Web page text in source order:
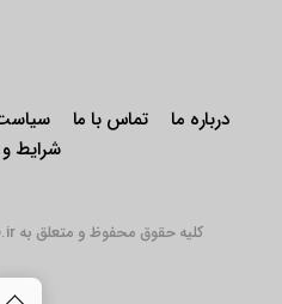
درباره ما تماس با ما
شرایط
کلیه حقوق محفوظ و متعلق به Jaxo.ir می باشد